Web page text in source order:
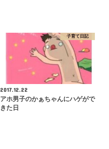
子育て日記
2017.12.22
アホ男子のかぁちゃんにハゲがで
きた日